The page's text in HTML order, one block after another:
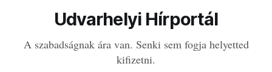
Udvarhelyi Hírportál
A szabadságnak ára van. Senki sem fogja helyetted
kifizetni.